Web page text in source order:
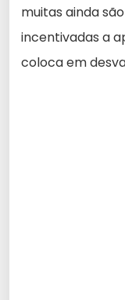
muitas ainda
incentivadas a
coloca em